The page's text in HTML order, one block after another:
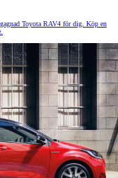
Toyota RAV4 för dig. Köp en